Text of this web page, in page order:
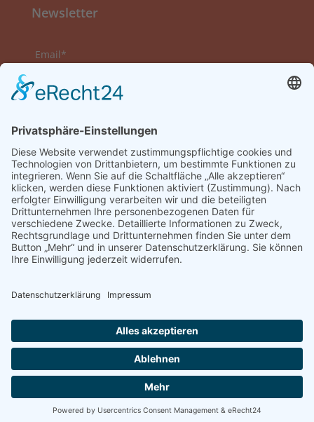
Newsletter
Email*
Nachname
Datenschutzerklärung zur Kenntnis genommen
und akzeptiert.
Bleiben Sie wissbegierig! |partnerauge